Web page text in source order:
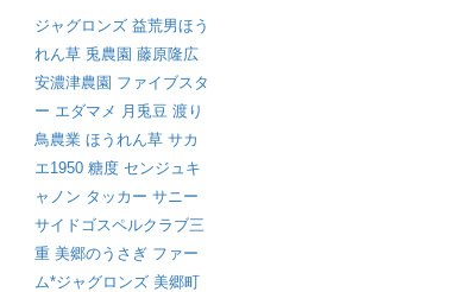
ジャグロンズ 益荒男ほう
れん草 兎農園 藤原隆広
安濃津農園 ファイブスタ
ー エダマメ 月兎豆 渡り
鳥農業 ほうれん草 サカ
エ1950 糖度 センジュキ
ャノン タッカー サニー
サイドゴスペルクラブ三
重 美郷のうさぎ ファー
ム*ジャグロンズ 美郷町